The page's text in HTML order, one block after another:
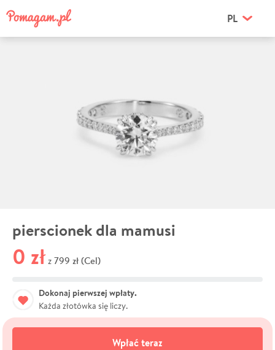
PL
pierscionek dla mamusi
0 zł z 799 zł (Cel)
Dokonaj pierwszej wpłaty.
Każda złotówka się liczy.
Wpłać teraz